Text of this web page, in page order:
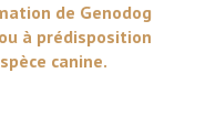
de Genodog
à prédisposition
canine.